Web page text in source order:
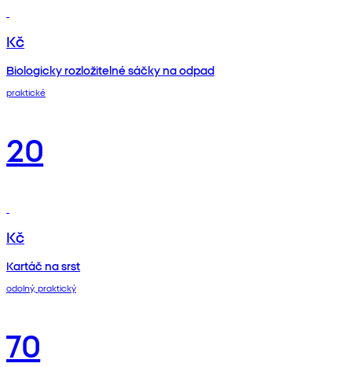
Kč
Biologicky rozložitelné sáčky na odpad
praktické
20
Kč
Kartáč na srst
odolný, praktický
70